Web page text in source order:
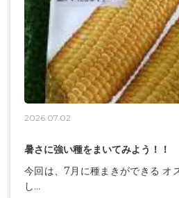
2026.07.02
暑さに強い種をまいてみよう！！
今回は、7月に種まきができる オ
し...